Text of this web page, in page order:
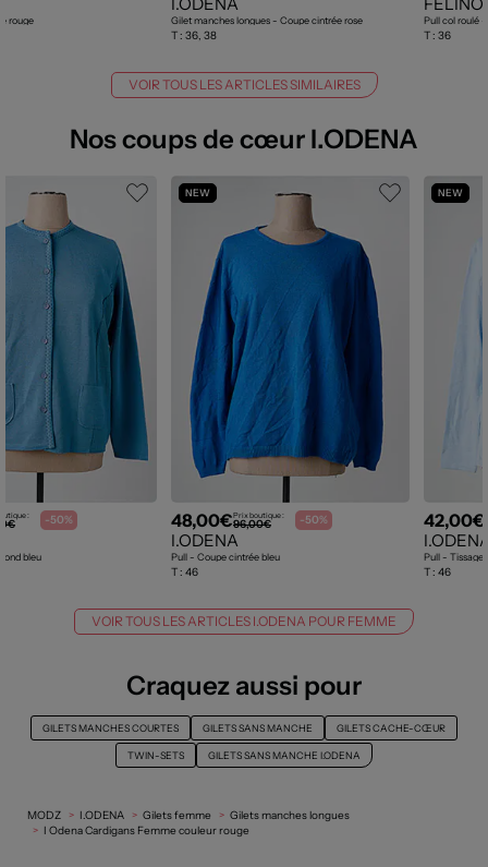
rouge Gilet manches longues - Coupe cintrée rose
T : 36, 38
Pull col roulé
T : 36
VOIR TOUS LES ARTICLES SIMILAIRES
Nos coups de cœur I.ODENA
: -50%
bleu
NEW
48,00€Prix boutique :
96,00€ -50%
I.ODENA
Pull - Coupe cintrée bleu
T : 46
NEW
42,00€
Pull - Tissage
T : 46
VOIR TOUS LES ARTICLES I.ODENA POUR FEMME
Craquez aussi pour
GILETS MANCHES COURTES GILETS SANS MANCHE GILETS CACHE-CŒUR
TWIN-SETS GILETS SANS MANCHE I.ODENA
MODZ I.ODENA Gilets femme
Gilets manches longues
I Odena Cardigans Femme couleur rouge